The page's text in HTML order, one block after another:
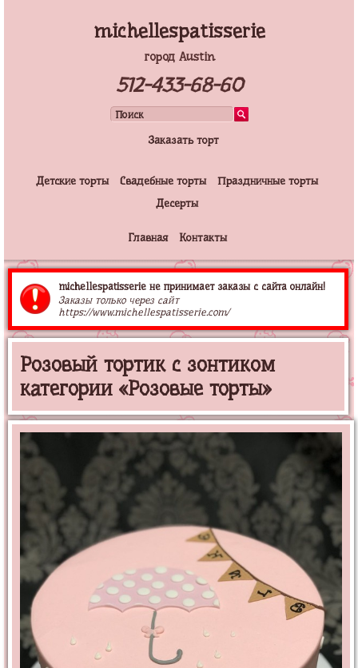
michellespatisserie
город Austin
512-433-68-60
Заказать торт
Детские торты Свадебные торты
Праздничные торты
Десерты
Главная Контакты
michellespatisserie не принимает заказы с сайта онлайн!
Заказы только через сайт
https://www.michellespatisserie.com/
Розовый тортик с зонтиком
категории «Розовые торты»